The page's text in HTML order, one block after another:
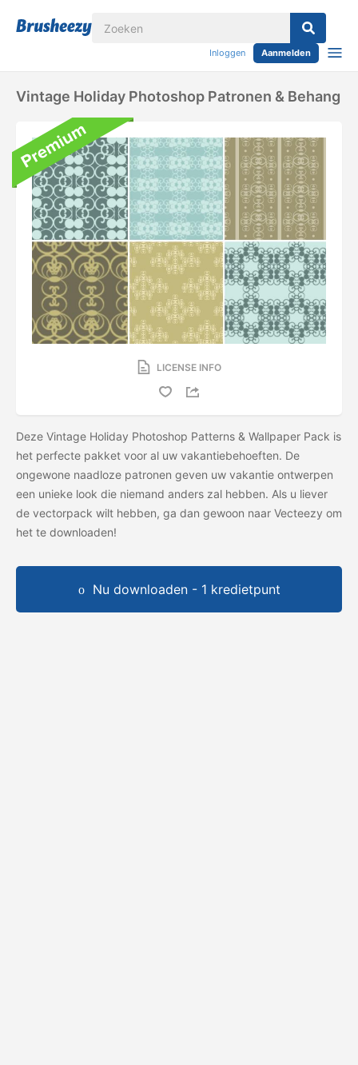
Inloggen Aanmelden
Vintage Holiday Photoshop Patronen & Behang
LICENSE INFO
Deze Vintage Holiday Photoshop Patterns & Wallpaper Pack is
het perfecte pakket voor al uw vakantiebehoeften. De
ongewone naadloze patronen geven uw vakantie ontwerpen
een unieke look die niemand anders zal hebben. Als u liever
de vectorpack wilt hebben, ga dan gewoon naar Vecteezy om
het te downloaden!
Nu downloaden - 1 kredietpunt